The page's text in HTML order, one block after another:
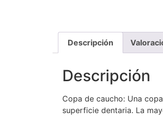
Descripción
Descripción
Copa de caucho: Una
superficie dentaria. La